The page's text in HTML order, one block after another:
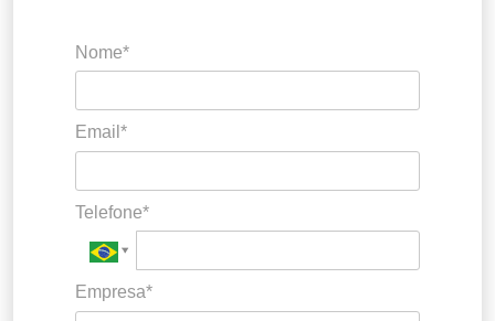
Nome*
Email*
Telefone*
Empresa*